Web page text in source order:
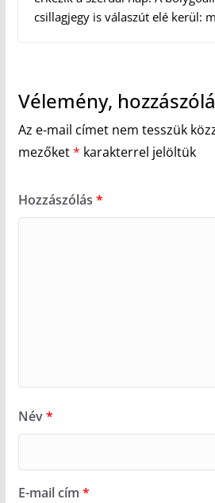
csillagjegy is válaszút elé kerül:
Vélemény,
Az e-mail címet nem tesszük
mezőket* karakterrel jelöltük
Hozzászólás *
Név*
E-mail cím *